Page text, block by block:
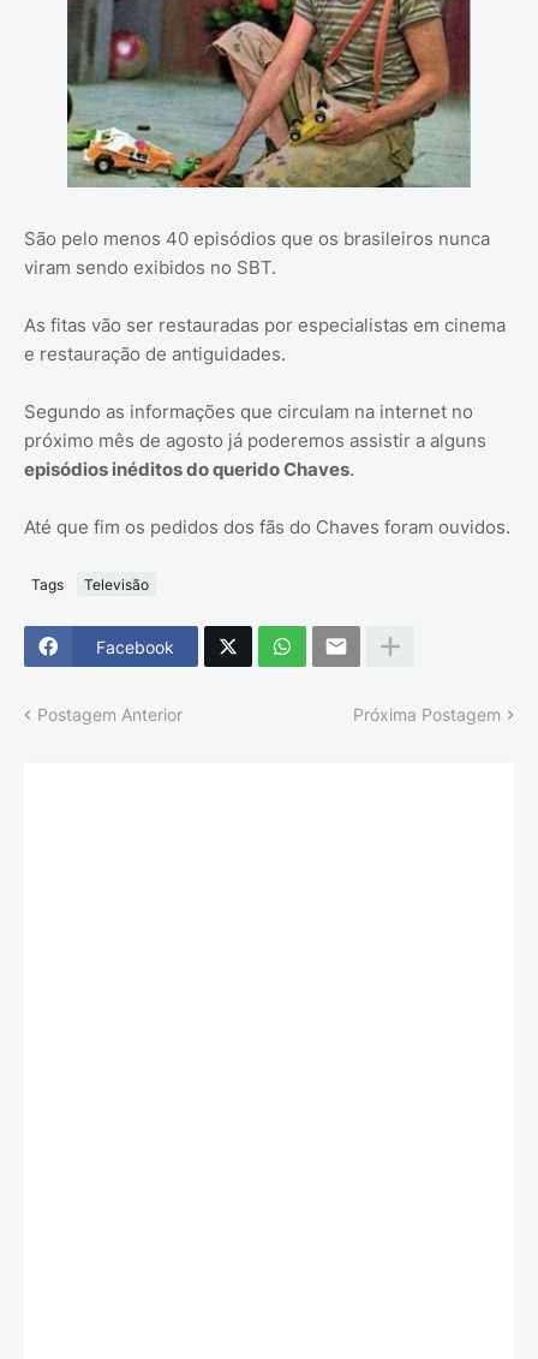
São pelo menos 40 episódios que os brasileiros nunca
viram sendo exibidos no SBT.
As fitas vão ser restauradas por especialistas em cinema
e restauração de antiguidades.
Segundo as informações que circulam na internet no
próximo mês de agosto já poderemos assistir a alguns
episódios inéditos do querido Chaves.
Até que fim os pedidos dos fãs do Chaves foram ouvidos.
Tags Televisão
Facebook
Postagem Anterior Próxima Postagem